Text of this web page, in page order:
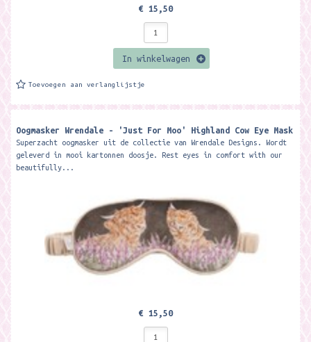
€ 15,50
In winkelwagen
Toevoegen aan verlanglijstje
Oogmasker Wrendale - 'Just For Moo' Highland Cow Eye Mask
Superzacht oogmasker uit de collectie van Wrendale Designs. Wordt
geleverd in mooi kartonnen doosje. Rest eyes in comfort with our
beautifully...
€ 15,50